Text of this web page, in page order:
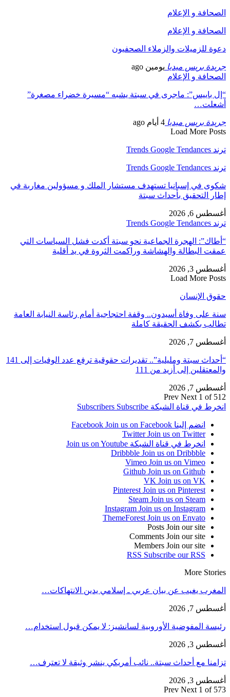
الصحافة و الإعلام
الصحافة و الإعلام
دعوة للزميلات والزملاء الصحفيون
جريدة بريس ميديا يومين ago
الصحافة و الإعلام
“إل باييس”: ماجرى في سبتة يشبه “مسيرة خضراء مصغرة”
أشعلت…
جريدة بريس ميديا 4 أيام ago
Load More Posts
ترند Trends Google Tendances
ترند Trends Google Tendances
شكوى في إسبانيا تستهدف مستشار الملك و مسؤولين مغاربة في
إطار التحقيق بأحداث سبتة
أغسطس 6, 2026
ترند Trends Google Tendances
“أطاك”: الهجرة الجماعية نحو سبتة أكدت فشل السياسات التي
عمقت البطالة والهشاشة وراكمت الثروة في يد أقلية
أغسطس 3, 2026
Load More Posts
حقوق الإنسان
سنة على وفاة أسيدون.. وقفة احتجاجية أمام رئاسة النيابة العامة
تطالب بكشف الحقيقة كاملة
أغسطس 7, 2026
“أحداث سبتة ومليلية”.. تقديرات حقوقية ترفع عدد الوفيات إلى 141
والمعتقلين إلى أزيد من 111
أغسطس 7, 2026
Prev Next 1 of 512
انخرط في قناة الشبكة
Subscribers Subscribe
انضم إلينا Facebook Join us on Facebook
Twitter Join us on Twitter
انخرط في قناة الشبكة Join us on Youtube
Dribbble Join us on Dribbble
Vimeo Join us on Vimeo
Github Join us on Github
VK Join us on VK
Pinterest Join us on Pinterest
Steam Join us on Steam
Instagram Join us on Instagram
ThemeForest Join us on Envato
Posts Join our site
Comments Join our site
Members Join our site
RSS Subscribe our RSS
More Stories
المغرب يغيب عن بيان عربي ـ إسلامي يدين الانتهاكات…
أغسطس 7, 2026
رئيسة المفوضية الأوروبية لسانشيز: لا يمكن قبول استخدام…
أغسطس 3, 2026
تزامنا مع أحداث سبتة.. نائب أمريكي ينشر وثيقة لا تعترف…
أغسطس 3, 2026
Prev Next 1 of 573